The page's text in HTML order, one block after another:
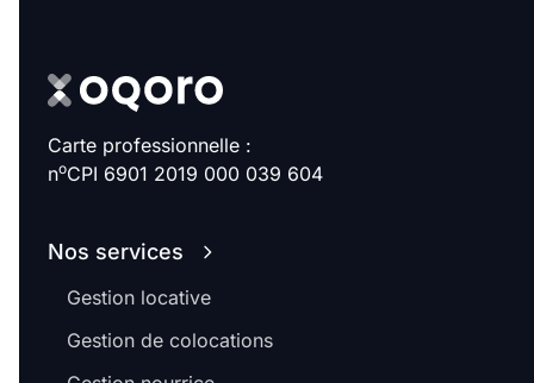
Carte professionnelle :
noCPI 6901 2019 000 039 604
Nos services
Gestion locative
Gestion de colocations